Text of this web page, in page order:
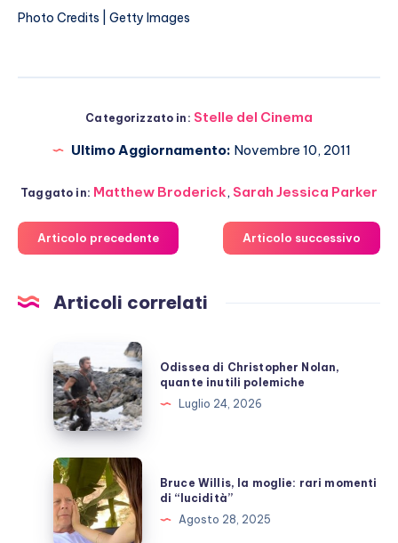
Photo Credits | Getty Images
Categorizzato in: Stelle del Cinema
Ultimo Aggiornamento: Novembre 10, 2011
Taggato in: Matthew Broderick, Sarah Jessica Parker
Articolo precedente Articolo successivo
Articoli correlati
di
Christopher
Nolan,
quante
inutili
polemiche
Odissea di Christopher Nolan,
quante inutili polemiche
Luglio 24, 2026
Bruce
Willis,
la
moglie:
Bruce Willis, la moglie: rari momenti
di “lucidità”
Agosto 28, 2025